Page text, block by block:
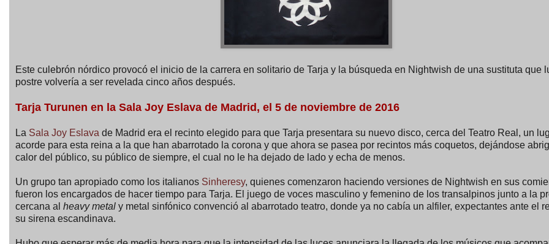
Este culebrón nórdico provocó el inicio de la carrera en solitario de Tarja y la búsqueda en Nightwish de una sustituta que
postre volvería a ser revelada cinco años después.
Tarja Turunen en la Sala Joy Eslava de Madrid, el 5 de noviembre de 2016
La Sala Joy Eslava de Madrid era el recinto elegido para que Tarja presentara su nuevo disco, cerca del Teatro Real, un
acorde para esta reina a la que han abarrotado la corona y que ahora se pasea por recintos más coquetos, dejándose
calor del público, su público de siempre, el cual no le ha dejado de lado y echa de menos.
Un grupo tan apropiado como los italianos Sinheresy, quienes comenzaron haciendo versiones de Nightwish en sus
fueron los encargados de hacer tiempo para Tarja. El juego de voces masculino y femenino de los transalpinos junto a la
cercana al heavy metal y metal sinfónico convenció al abarrotado teatro, donde ya no cabía un alfiler, expectantes ante el
su sirena escandinava.